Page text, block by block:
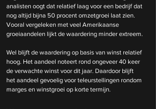
analisten oogt dat relatief laag voor een bedrijf dat
nog altijd bijna 50 procent omzetgroei laat zien.
Vooral vergeleken met veel Amerikaanse
groeiaandelen lijkt de waardering minder extreem.
Wel blijft de waardering op basis van winst relatief
hoog. Het aandeel noteert rond ongeveer 40 keer
de verwachte winst voor dit jaar. Daardoor blijft
het aandeel gevoelig voor teleurstellingen rondom
marges en winstgroei op korte termijn.